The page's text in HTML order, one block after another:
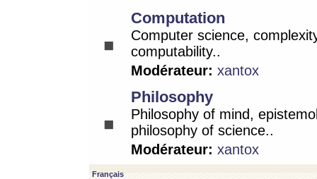
Computation
Computer science,
computability..
Modérateur: xantox
Philosophy
Philosophy of mind,
philosophy of science..
Modérateur: xantox
Français